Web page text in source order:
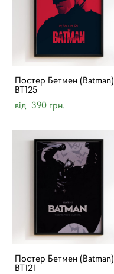
Постер Бетмен (Batman)
BT125
від 390 грн.
Постер Бетмен (Batman)
BT121